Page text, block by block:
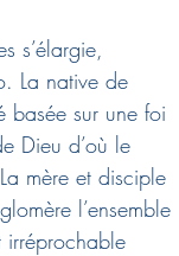
s’élargie,
La native de
basée sur une foi
Dieu d’où le
mère et disciple
l’ensemble
irréprochable